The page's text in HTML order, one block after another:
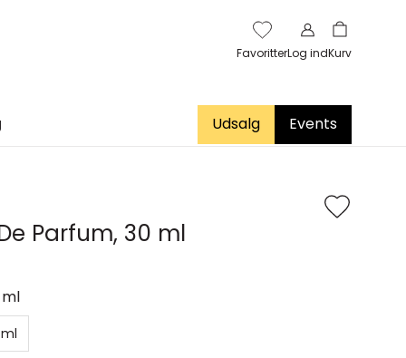
FavoritterLog indKurv
Udsalg Events
Parfum, 30 ml